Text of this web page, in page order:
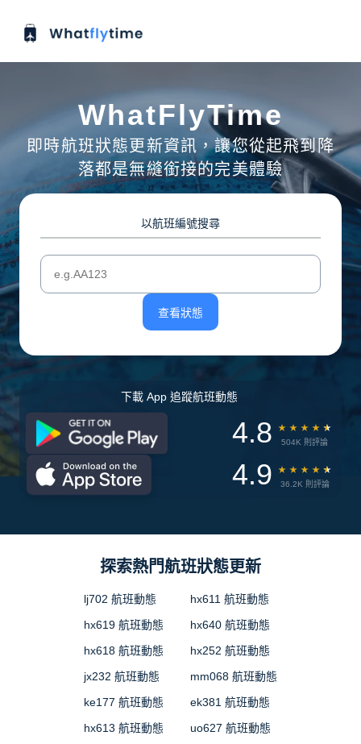
WhatFlyTime
即時航班狀態更新資訊，讓您從起飛到降
落都是無縫銜接的完美體驗
以航班編號搜尋
查看狀態
下載 App 追蹤航班動態
4.8 ★ ★ ★ ★ ★
504K 則評論
4.9 ★ ★ ★ ★ ★
36.2K 則評論
探索熱門航班狀態更新
lj702 航班動態
hx611 航班動態
hx619 航班動態
hx640 航班動態
hx618 航班動態
hx252 航班動態
jx232 航班動態
mm068 航班動態
ke177 航班動態
ek381 航班動態
hx613 航班動態
uo627 航班動態